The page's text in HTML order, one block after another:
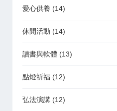
愛心供養 (14)
休閒活動 (14)
讀書與軟體 (13)
點燈祈福 (12)
弘法演講 (12)